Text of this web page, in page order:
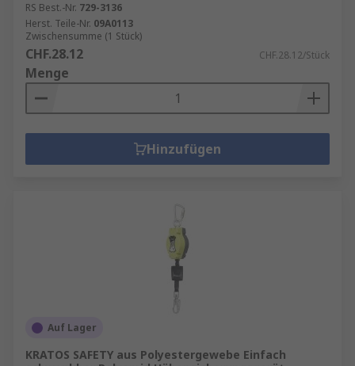
RS Best.-Nr. 729-3136
Herst. Teile-Nr. 09A0113
Zwischensumme (1 Stück)
CHF.28.12 CHF.28.12/Stück
Menge
Hinzufügen
Auf Lager
KRATOS SAFETY aus Polyestergewebe Einfach